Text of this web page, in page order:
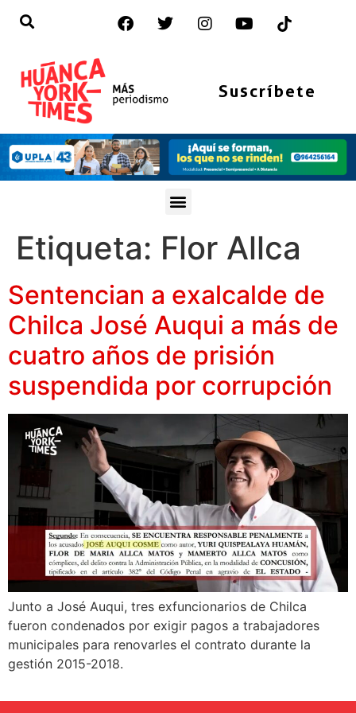
Suscríbete
Etiqueta: Flor Allca
Sentencian a exalcalde de
Chilca José Auqui a más de
cuatro años de prisión
suspendida por corrupción
Junto a José Auqui, tres exfuncionarios de Chilca
fueron condenados por exigir pagos a trabajadores
municipales para renovarles el contrato durante la
gestión 2015-2018.